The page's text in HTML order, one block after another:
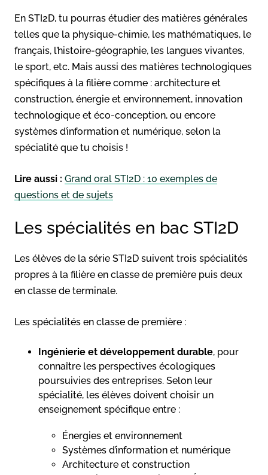
En STI2D, tu pourras étudier des matières générales
telles que la physique-chimie, les mathématiques, le
français, l’histoire-géographie, les langues vivantes,
le sport, etc. Mais aussi des matières technologiques
spécifiques à la filière comme : architecture et
construction, énergie et environnement, innovation
technologique et éco-conception, ou encore
systèmes d’information et numérique, selon la
spécialité que tu choisis !
Lire aussi : Grand oral STI2D : 10 exemples de
questions et de sujets
Les spécialités en bac STI2D
Les élèves de la série STI2D suivent trois spécialités
propres à la filière en classe de première puis deux
en classe de terminale.
Les spécialités en classe de première :
Ingénierie et développement durable, pour
connaître les perspectives écologiques
poursuivies des entreprises. Selon leur
spécialité, les élèves doivent choisir un
enseignement spécifique entre :
Énergies et environnement
Systèmes d’information et numérique
Architecture et construction